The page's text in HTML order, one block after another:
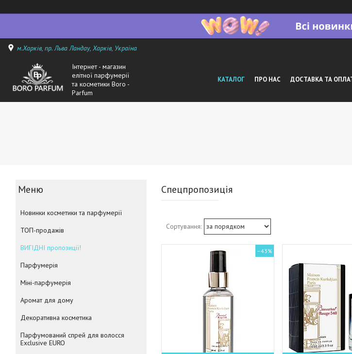
м.Харків, пр. Льва Ландау, Харків, Україна
Інтернет - магазин
елітної парфумерії
та косметики Boro -
Parfum
КАТАЛОГ ПРО НАС ДОСТАВКА ТА
Спецпропозиція
–43%
Новинки косметики та парфумерії
ТОП-продажів
ВИГІДНІ пропозиції!
Парфумерія
Міні-парфумерія
Аромат для дому
Декоративна косметика
Парфумований спрей для волосся
Exclusive EURO